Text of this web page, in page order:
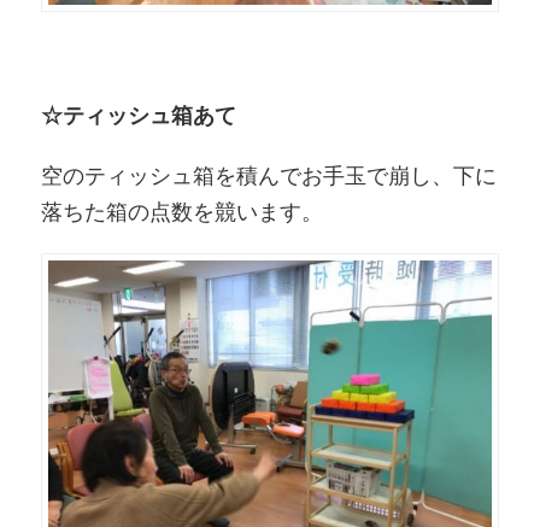
☆ティッシュ箱あて
空のティッシュ箱を積んでお手玉で崩し、下に
落ちた箱の点数を競います。